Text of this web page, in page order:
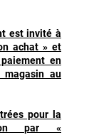
est invité à
achat » et
en
au
pour la
par «